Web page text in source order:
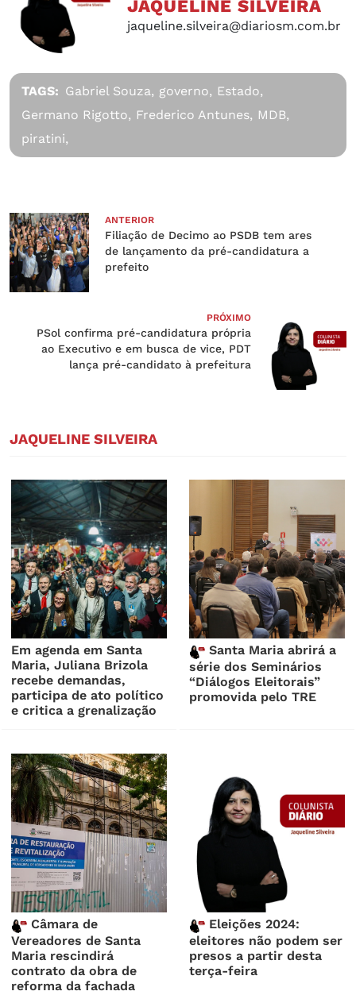
JAQUELINE SILVEIRA
jaqueline.silveira@diariosm.com.br
TAGS: Gabriel Souza, governo, Estado,
Germano Rigotto, Frederico Antunes, MDB,
piratini,
ANTERIOR
Filiação de Decimo ao PSDB tem ares
de lançamento da pré-candidatura a
prefeito
PRÓXIMO
PSol confirma pré-candidatura própria
ao Executivo e em busca de vice, PDT
lança pré-candidato à prefeitura
JAQUELINE SILVEIRA
Em agenda em Santa
Maria, Juliana Brizola
recebe demandas,
participa de ato político
e critica a grenalização
Santa Maria abrirá a
série dos Seminários
“Diálogos Eleitorais”
promovida pelo TRE
Câmara de
Vereadores de Santa
Maria rescindirá
contrato da obra de
reforma da fachada
Eleições 2024:
eleitores não podem ser
presos a partir desta
terça-feira